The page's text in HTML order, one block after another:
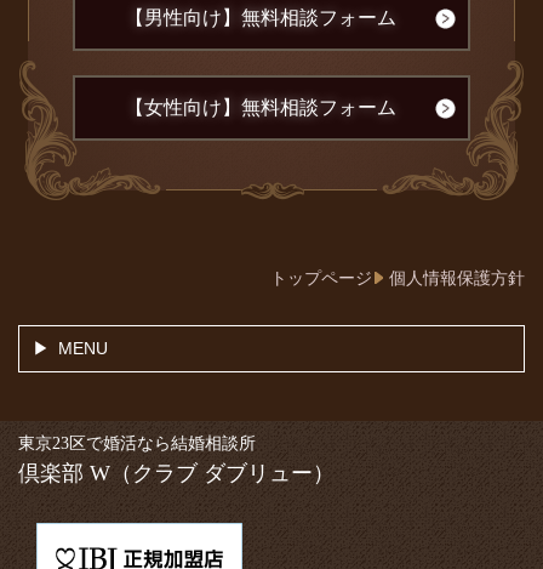
【男性向け】無料相談フォーム
【女性向け】無料相談フォーム
トップページ 個人情報保護方針
MENU
東京23区で婚活なら結婚相談所
倶楽部 W （クラブ ダブリュー）